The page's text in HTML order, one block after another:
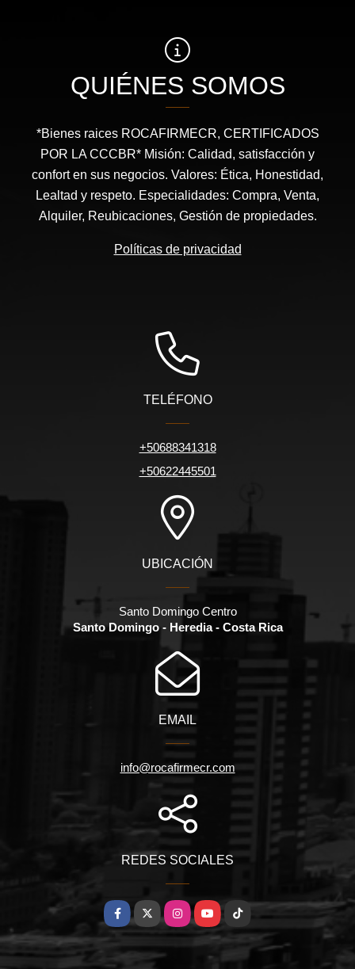
QUIÉNES SOMOS
*Bienes raices ROCAFIRMECR, CERTIFICADOS
POR LA CCCBR* Misión: Calidad, satisfacción y
confort en sus negocios. Valores: Ética, Honestidad,
Lealtad y respeto. Especialidades: Compra, Venta,
Alquiler, Reubicaciones, Gestión de propiedades.
Políticas de privacidad
TELÉFONO
+50688341318
+50622445501
UBICACIÓN
Santo Domingo Centro
Santo Domingo - Heredia - Costa Rica
EMAIL
info@rocafirmecr.com
REDES SOCIALES
Facebook
X InstagramYouTubeTikTok